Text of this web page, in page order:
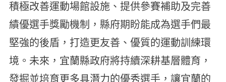
積極改善運動場館設施、提供參賽補助及完善
績優選手獎勵機制，縣府期盼能成為選手們最
堅強的後盾，打造更友善、優質的運動訓練環
境。未來，宜蘭縣政府將持續深耕基層體育，
發掘並培育更多具潛力的優秀選手，讓宜蘭的